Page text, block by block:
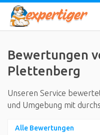
Bewertungen
Plettenberg
Unseren Service
und Umgebung mit
Alle Bewertungen